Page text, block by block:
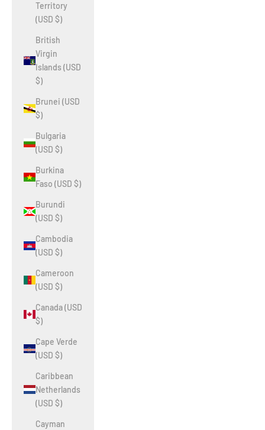
Territory
(USD $)
British
Virgin
Islands (USD
$)
Brunei (USD
$)
Bulgaria
(USD $)
Burkina
Faso (USD $)
Burundi
(USD $)
Cambodia
(USD $)
Cameroon
(USD $)
Canada (USD
$)
Cape Verde
(USD $)
Caribbean
Netherlands
(USD $)
Cayman